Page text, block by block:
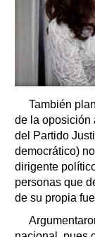
También
de la oposición
del Partido
democrático)
dirigente
personas que
de su propia